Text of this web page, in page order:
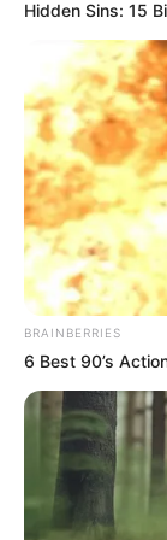
TEMAS
NOTICIAS
BELLO,
ACTIVAR
TEMAS
Hidden Sins: 15
BRAINBERRIES
6 Best 90’s